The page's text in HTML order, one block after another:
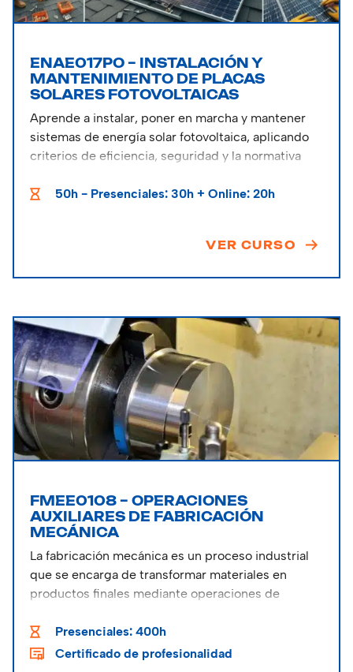
ENAE017PO – INSTALACIÓN Y
MANTENIMIENTO DE PLACAS
SOLARES FOTOVOLTAICAS
Aprende a instalar, poner en marcha y mantener
sistemas de energía solar fotovoltaica, aplicando
criterios de eficiencia, seguridad y la normativa
energías renovables. A través de un enfoque
y mantenimiento.
50h - Presenciales: 30h + Online: 20h
VER CURSO
FMEE0108 – OPERACIONES
AUXILIARES DE FABRICACIÓN
MECÁNICA
La fabricación mecánica es un proceso industrial
que se encarga de transformar materiales en
productos finales mediante operaciones de
Presenciales: 400h
Certificado de profesionalidad